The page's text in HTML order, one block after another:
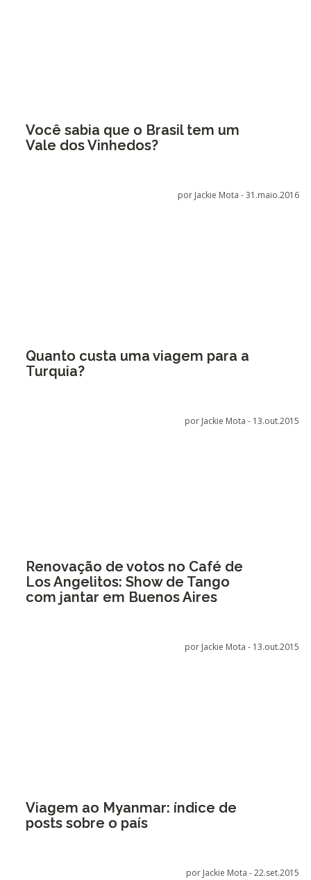
Você sabia que o Brasil tem um
Vale dos Vinhedos?
por Jackie Mota -31.maio.2016
Quanto custa uma viagem para a
Turquia?
por Jackie Mota - 13.out.2015
Renovação de votos no Café de
Los Angelitos: Show de Tango
com jantar em Buenos Aires
por Jackie Mota - 13.out.2015
Viagem ao Myanmar: índice de
posts sobre o país
por Jackie Mota -22.set.2015